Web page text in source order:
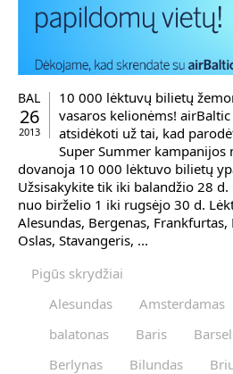
BAL
26
2013
10 000 lėktuvų bilietų
vasaros kelionėms!
atsidėkoti už tai, kad
Super Summer kampanijos
dovanoja 10 000 lėktuvo bilietų
Užsisakykite tik iki balandžio 28
nuo birželio 1 iki rugsėjo 30 d.
Alesundas, Bergenas,
Oslas, Stavangeris, ...
Pigūs skrydžiai
Alesundas
Amsterdamas
balatonas
Baris
Berlynas
Bilundas